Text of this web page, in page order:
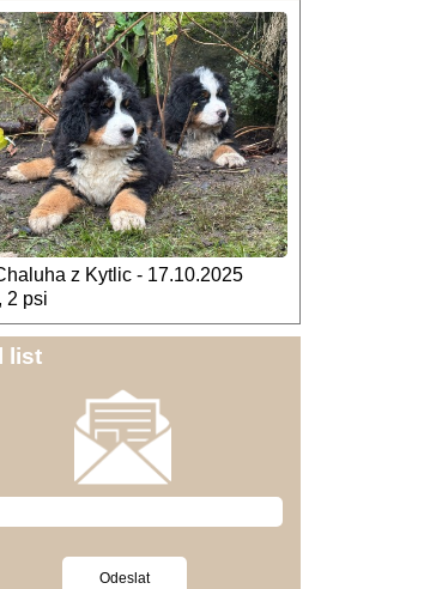
z Kytlic - 17.10.2025
2 psi
list